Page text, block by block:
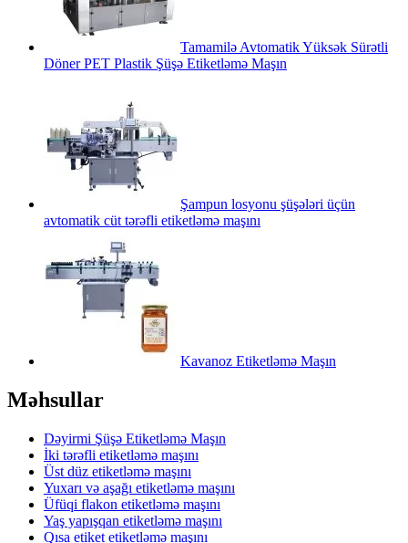
Tamamilə Avtomatik Yüksək Sürətli
Döner PET Plastik Şüşə Etiketləmə Maşın
Şampun losyonu şüşələri üçün
avtomatik cüt tərəfli etiketləmə maşını
Kavanoz Etiketləmə Maşın
Məhsullar
Dəyirmi Şüşə Etiketləmə Maşın
İki tərəfli etiketləmə maşını
Üst düz etiketləmə maşını
Yuxarı və aşağı etiketləmə maşını
Üfüqi flakon etiketləmə maşını
Yaş yapışqan etiketləmə maşını
Qısa etiket etiketləmə maşını